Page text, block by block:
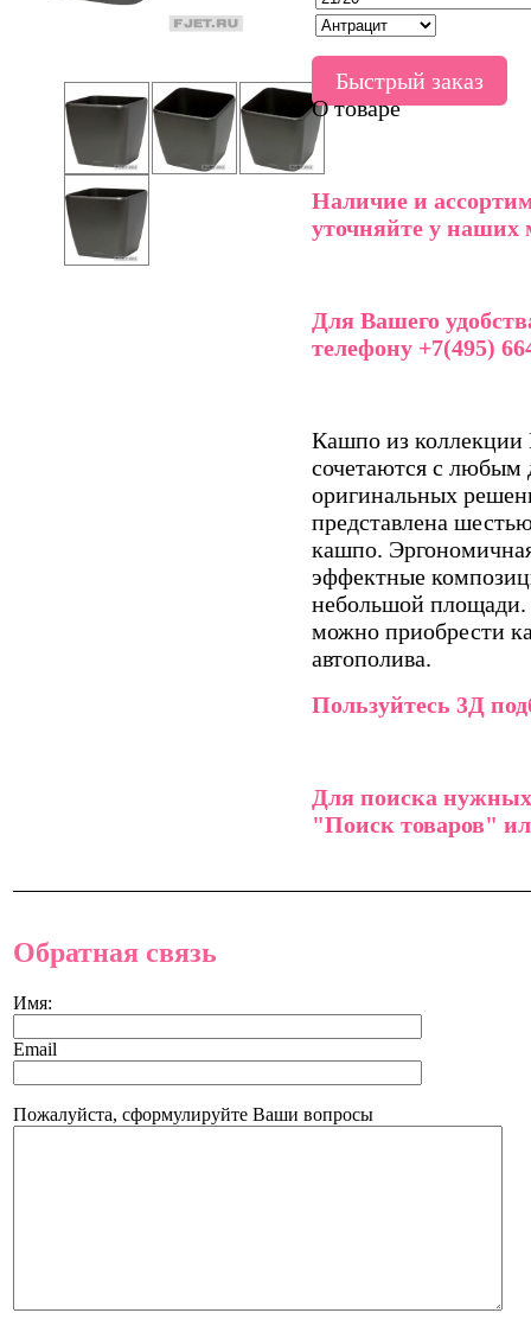
Быстрый заказ
О товаре
Наличие и
уточняйте у наших
Для Вашего
телефону +7(495)
Кашпо из коллекции
сочетаются с любым
оригинальных
представлена
кашпо.
эффектные
небольшой площади.
можно приобрести
автополива.
Пользуйтесь 3Д
Для поиска нужных
"Поиск товаров"
Обратная связь
Имя:
Email
Пожалуйста, сформулируйте Ваши вопросы